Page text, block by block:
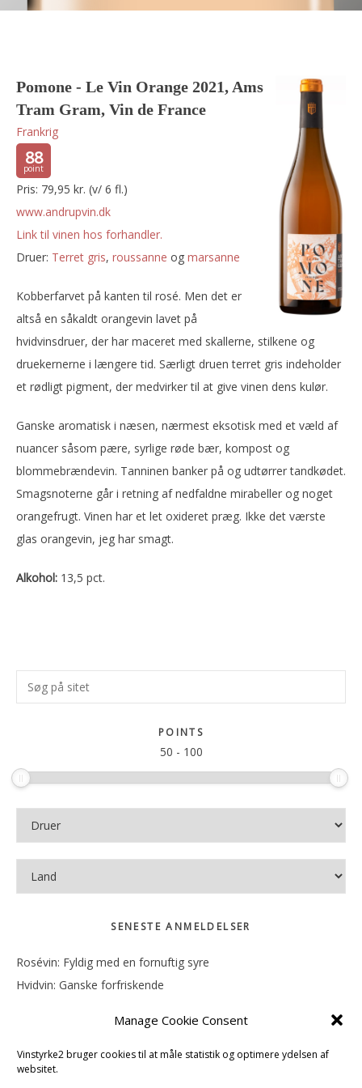
Manage Cookie Consent
Vinstyrke2 bruger cookies til at måle statistik og optimere ydelsen af
websitet.
Pomone - Le Vin Orange 2021, Ams
Tram Gram, Vin de France
Frankrig
88
Pris: 79,95 kr. (v/ 6 fl.)
www.andrupvin.dk
Link til vinen hos forhandler.
Druer:
terret gris, roussanne og marsanne
Kobberfarvet på kanten til rosé. Men det er
altså en såkaldt orangevin lavet på
hvidvinsdruer, der har maceret med skallerne, stilkene og
druekernerne i længere tid. Særligt druen terret gris indeholder
et rødligt pigment, der medvirker til at give vinen dens kulør.
Ganske aromatisk i næsen, nærmest eksotisk med et væld af
nuancer såsom pære, syrlige røde bær, kompost og
blommebrændevin. Tanninen banker på og udtørrer tandkødet.
Smagsnoterne går i retning af nedfaldne mirabeller og noget
orangefrugt. Vinen har et let oxideret præg. Ikke det værste
glas orangevin, jeg har smagt.
Alkohol: 13,5 pct.
Primær
Sidebar
Søg
på
POINTS
50 - 100
SENESTE ANMELDELSER
Rosévin: Fyldig med en fornuftig syre
Hvidvin: Ganske forfriskende
Hvidvin: Smørfedme og tropisk sødme
Rosévin: Blød, rund og sødladen